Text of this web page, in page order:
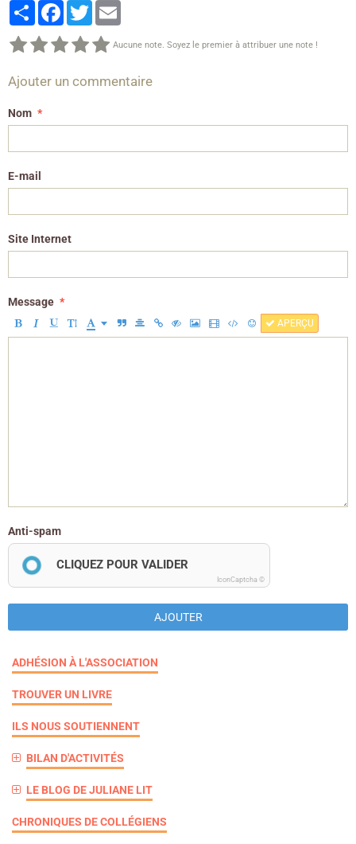
PartagerFacebook
Twitter
Aucune note. Soyez le premier à attribuer une note !
Ajouter un commentaire
Nom
E-mail
Site Internet
Message
APERÇU
Anti-spam
CLIQUEZ POUR VALIDER
IconCaptcha ©
AJOUTER
ADHÉSION À L'ASSOCIATION
TROUVER UN LIVRE
ILS NOUS SOUTIENNENT
BILAN D'ACTIVITÉS
LE BLOG DE JULIANE LIT
CHRONIQUES DE COLLÉGIENS